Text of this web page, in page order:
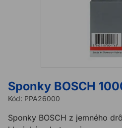
Sponky BOSCH
Kód: PPA26000
Sponky BOSCH z jemného